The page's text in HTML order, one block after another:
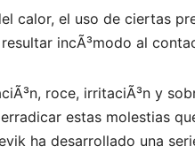
calor, el uso de ciertas
incÃ³modo al
roce, irritaciÃ³n y
estas molestias
ha desarrollado una